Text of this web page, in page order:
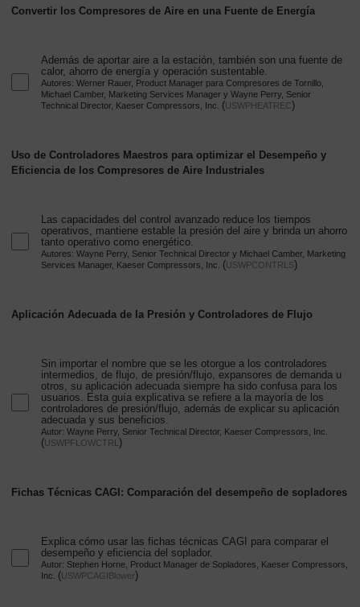
Convertir los Compresores de Aire en una Fuente de Energía
Además de aportar aire a la estación, también son una fuente de
calor, ahorro de energía y operación sustentable.
Autores: Werner Rauer, Product Manager para Compresores de Tornillo,
Michael Camber, Marketing Services Manager y Wayne Perry, Senior
Technical Director, Kaeser Compressors, Inc. (USWPHEATREC)
Uso de Controladores Maestros para optimizar el Desempeño y
Eficiencia de los Compresores de Aire Industriales
Las capacidades del control avanzado reduce los tiempos
operativos, mantiene estable la presión del aire y brinda un ahorro
tanto operativo como energético.
Autores: Wayne Perry, Senior Technical Director y Michael Camber, Marketing
Services Manager, Kaeser Compressors, Inc. (USWPCONTRLS)
Aplicación Adecuada de la Presión y Controladores de Flujo
Sin importar el nombre que se les otorgue a los controladores
intermedios, de flujo, de presión/flujo, expansores de demanda u
otros, su aplicación adecuada siempre ha sido confusa para los
usuarios. Esta guía explicativa se refiere a la mayoría de los
controladores de presión/flujo, además de explicar su aplicación
adecuada y sus beneficios.
Autor: Wayne Perry, Senior Technical Director, Kaeser Compressors, Inc.
(USWPFLOWCTRL )
Fichas Técnicas CAGI: Comparación del desempeño de sopladores
Explica cómo usar las fichas técnicas CAGI para comparar el
desempeño y eficiencia del soplador.
Autor: Stephen Horne, Product Manager de Sopladores, Kaeser Compressors,
Inc. (USWPCAGIBlower)